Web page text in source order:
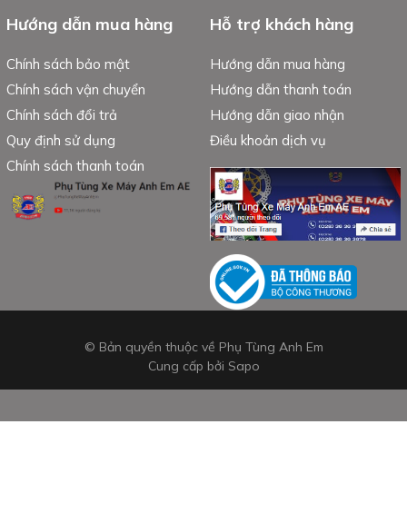
Hướng dẫn mua hàng
Chính sách bảo mật
Chính sách vận chuyển
Chính sách đổi trả
Quy định sử dụng
Chính sách thanh toán
Hỗ trợ khách hàng
Hướng dẫn mua hàng
Hướng dẫn thanh toán
Hướng dẫn giao nhận
Điều khoản dịch vụ
© Bản quyền thuộc về Phụ Tùng Anh Em
Cung cấp bởi Sapo